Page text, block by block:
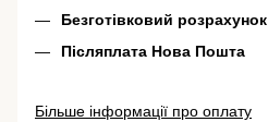
Безготівковий розрахунок
Післяплата Нова Пошта
Більше інформації про оплату